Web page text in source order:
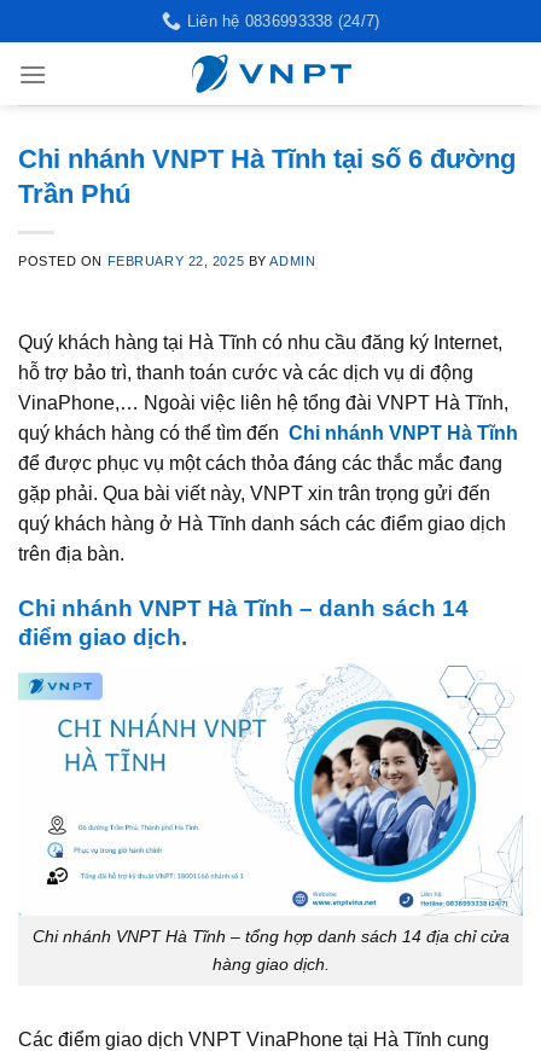
to
content
Liên hệ 0836993338 (24/7)
Chi nhánh VNPT Hà Tĩnh tại số 6 đường
Trần Phú
POSTED ON FEBRUARY 22, 2025 BYADMIN
Quý khách hàng tại Hà Tĩnh có nhu cầu đăng ký Internet,
hỗ trợ bảo trì, thanh toán cước và các dịch vụ di động
VinaPhone,… Ngoài việc liên hệ tổng đài VNPT Hà Tĩnh,
quý khách hàng có thể tìm đến Chi nhánh VNPT Hà Tĩnh
để được phục vụ một cách thỏa đáng các thắc mắc đang
gặp phải. Qua bài viết này, VNPT xin trân trọng gửi đến
quý khách hàng ở Hà Tĩnh danh sách các điểm giao dịch
trên địa bàn.
Chi nhánh VNPT Hà Tĩnh – danh sách 14
điểm giao dịch.
Chi nhánh VNPT Hà Tĩnh – tổng hợp danh sách 14 địa chỉ cửa
hàng giao dịch.
Các điểm giao dịch VNPT VinaPhone tại Hà Tĩnh cung